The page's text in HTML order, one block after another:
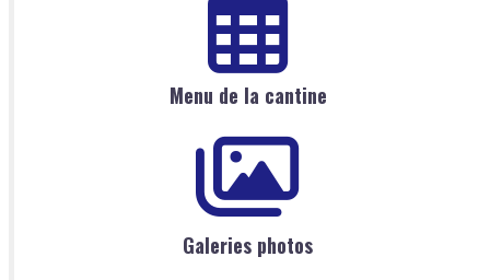
Menu de la cantine
Galeries photos